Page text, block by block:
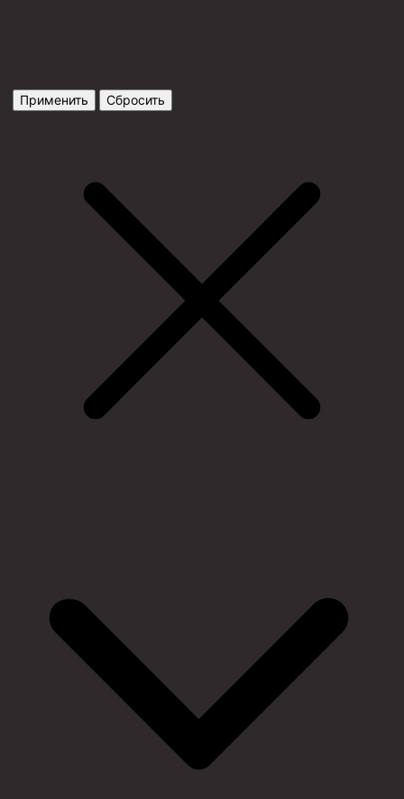
Применить Сбросить